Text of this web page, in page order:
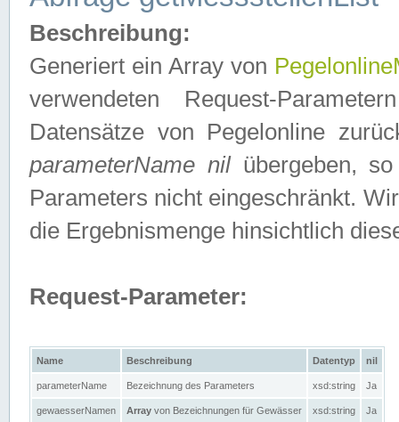
Beschreibung:
Generiert ein Array von
verwendeten Request-
Datensätze von Pegelonline
parameterName nilübergeben, so
Parameters nicht eingeschränkt.
die Ergebnismenge hinsichtlich
Request-Parameter:
Name Beschreibung Datentyp nil
parameterName Bezeichnung des Parameters xsd:string Ja
gewaesserNamen Array von Bezeichnungen für Gewässer xsd:string Ja